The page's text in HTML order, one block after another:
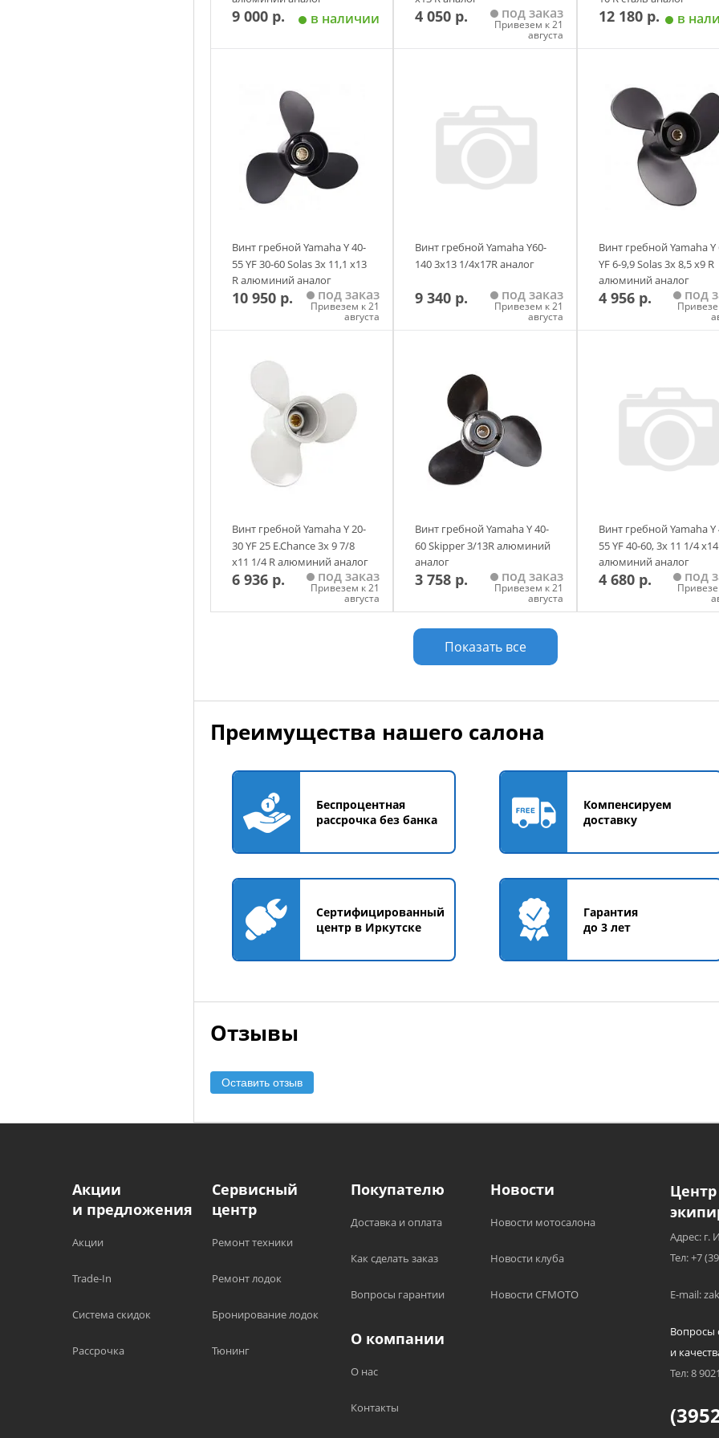
9 000 р. в наличии 4 050 р. под заказ
Привезем к 21
августа
12 180 р. в
Винт гребной Yamaha Y 40-
55 YF 30-60 Solas 3х 11,1 х13
R алюминий аналог
10 950 р. под заказ
Привезем к 21
августа
Винт гребной Yamaha Y60-
140 3х13 1/4х17R аналог
9 340 р. под заказ
Привезем к 21
августа
Винт гребной Yamaha Y
YF 6-9,9 Solas 3х 8,5 х9 R
алюминий аналог
4 956 р. под
Винт гребной Yamaha Y 20-
30 YF 25 E.Chance 3х 9 7/8
х11 1/4 R алюминий аналог
6 936 р. под заказ
Привезем к 21
августа
Винт гребной Yamaha Y 40-
60 Skipper 3/13R алюминий
аналог
3 758 р. под заказ
Привезем к 21
августа
Добавить в корзину
Винт гребной Yamaha Y
55 YF 40-60, 3х 11 1/4
алюминий аналог
4 680 р. под
Показать все
Преимущества нашего салона
Беспроцентная
рассрочка без банка
Компенсируем
доставку
Сертифицированный
центр в Иркутске
Гарантия
до 3 лет
Отзывы
Оставить отзыв
Акции
и предложения
Акции
Trade-In
Система скидок
Рассрочка
Сервисный
центр
Ремонт техники
Ремонт лодок
Бронирование лодок
Тюнинг
Покупателю
Доставка и оплата
Как сделать заказ
Вопросы гарантии
Новости
Новости мотосалона
Новости клуба
Новости CFMOTO
О компании
О нас
Контакты
Адрес: г.
Тел: +7
E-mail:
Вопросы
и
Тел: 8